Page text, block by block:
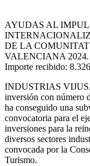
AYUDAS AL
DE LA COMUNITAT
VALENCIANA 2024.
Importe recibido:
INDUSTRIAS
inversión con número
ha conseguido una
convocatoria para el
inversiones para la
diversos sectores
convocada por la
Turismo.